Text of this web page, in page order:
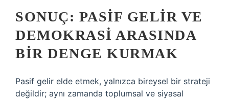
SONUÇ: PASIF GELIR VE
DEMOKRASI ARASINDA
BIR DENGE KURMAK
Pasif gelir elde etmek, yalnızca bireysel bir strateji
değildir; aynı zamanda toplumsal ve siyasal